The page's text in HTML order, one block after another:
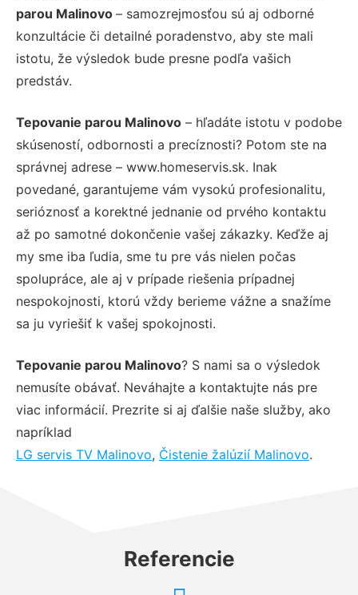
parou Malinovo – samozrejmosťou sú aj odborné
konzultácie či detailné poradenstvo, aby ste mali
istotu, že výsledok bude presne podľa vašich
predstáv.
Tepovanie parou Malinovo – hľadáte istotu v podobe
skúseností, odbornosti a precíznosti? Potom ste na
správnej adrese – www.homeservis.sk. Inak
povedané, garantujeme vám vysokú profesionalitu,
serióznosť a korektné jednanie od prvého kontaktu
až po samotné dokončenie vašej zákazky. Keďže aj
my sme iba ľudia, sme tu pre vás nielen počas
spolupráce, ale aj v prípade riešenia prípadnej
nespokojnosti, ktorú vždy berieme vážne a snažíme
sa ju vyriešiť k vašej spokojnosti.
Tepovanie parou Malinovo? S nami sa o výsledok
nemusíte obávať. Neváhajte a kontaktujte nás pre
viac informácií. Prezrite si aj ďalšie naše služby, ako
napríklad
LG servis TV Malinovo, Čistenie žalúzií Malinovo.
Referencie